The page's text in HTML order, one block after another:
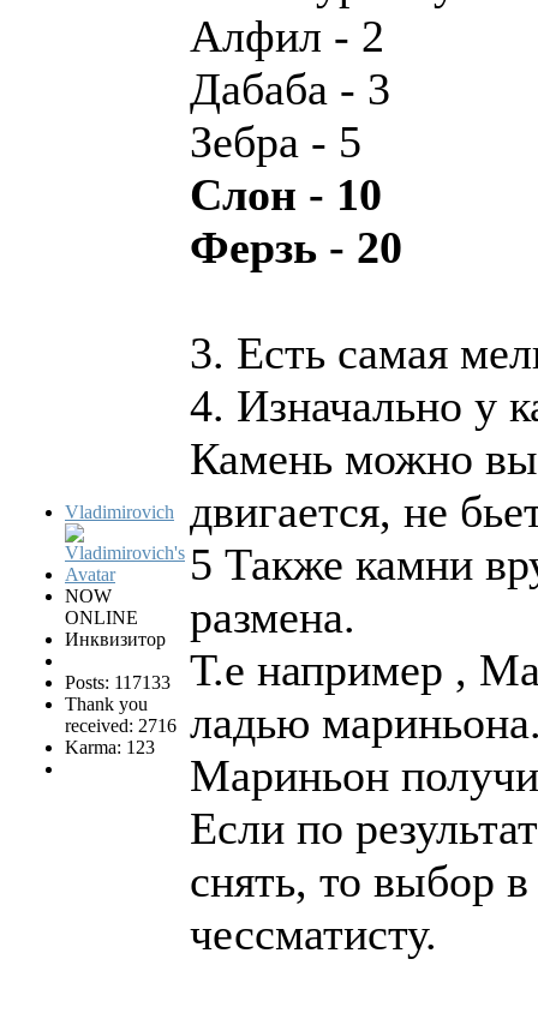
Vladimirovich
NOW
ONLINE
Инквизитор
Posts: 117133
Thank you
received: 2716
Karma: 123
Алфил - 2
Дабаба - 3
Зебра - 5
Слон - 10
Ферзь - 20
3. Есть самая
4. Изначально у
Камень можно
двигается, не
5 Также камни
размена.
Т.е например ,
ладью
Мариньон
Если по
снять, то выбор
чессматисту.